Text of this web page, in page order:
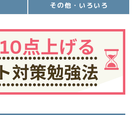
その他・いろいろ